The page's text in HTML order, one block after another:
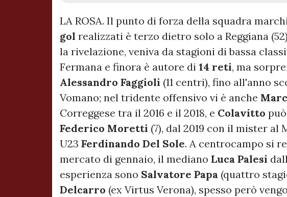
LA ROSA. Il punto di forza della squadra
gol realizzati è terzo dietro solo a Reggiana
la rivelazione, veniva da stagioni di bassa
Fermana e finora è autore di 14 reti, ma
Alessandro Faggioli (11 centri), fino all'anno
Vomano; nel tridente offensivo vi è anche
Correggese tra il 2016 e il 2018, e Colavitto
Federico Moretti (7), dal 2019 con il mister al
U23 Ferdinando Del Sole. A centrocampo si
mercato di gennaio, il mediano Luca Palesi
esperienza sono Salvatore Papa (quattro
Delcarro (ex Virtus Verona), spesso però